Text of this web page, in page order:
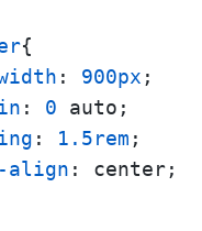
{
: 900px ;
: 0 auto;
: 1.5rem ;
align : center;